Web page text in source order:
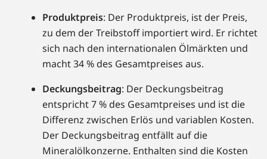
Produktpreis: Der Produktpreis, ist der Preis,
zu dem der Treibstoff importiert wird. Er richtet
sich nach den internationalen Ölmärkten und
macht 34 % des Gesamtpreises aus.
Deckungsbeitrag: Der Deckungsbeitrag
entspricht 7 % des Gesamtpreises und ist die
Differenz zwischen Erlös und variablen Kosten.
Der Deckungsbeitrag entfällt auf die
Mineralölkonzerne. Enthalten sind die Kosten